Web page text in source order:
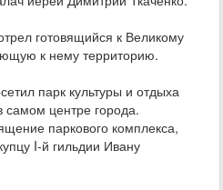
готовящийся к Великому
к нему территорию.
парк культуры и отдыха
центре города.
паркового комплекса,
I-й гильдии Ивану